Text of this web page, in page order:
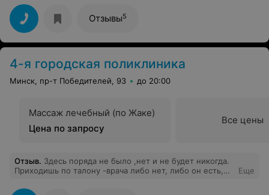
проявленную доброту, профессионализм, чуткость и
доброе сердце!Ваша улыбка помогала преодолеть
боль и поднимала мне настроение! Желаю крепкого
здоровья Вам на многие годы, оптимизма, хорошего
настроения, легкой работы, хотя при Вашей профессии
побольше ярких дней в судьбе!!!
Отзывы5
4-я городская поликлиника
Минск, пр-т Победителей, 93 до 20:00
Массаж лечебный (по Жаке)
Цена по запросу
Все цены
Отзыв. Здесь поряда не было ,нет и не будет никогда.
Приходишь по талону -врача либо нет, либо он есть,
заветный кабинет, и видишь, как сложа руки сидят, с
Еще